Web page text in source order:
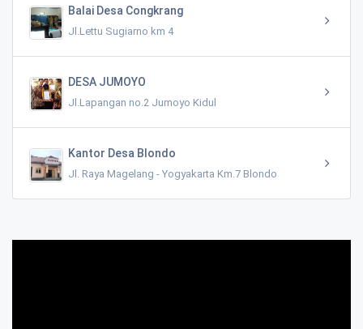
Balai Desa Congkrang
Jl.Lettu Sugiarno km 4
DESA JUMOYO
Jl.Lapangan no.2 Jumoyo Kidul
Kantor Desa Blondo
Jl. Raya Magelang - Yogyakarta Km.7 Blondo